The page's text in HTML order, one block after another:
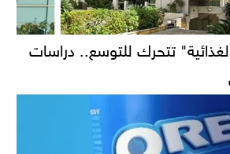
تتحرك للتوسع.. دراسات